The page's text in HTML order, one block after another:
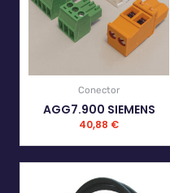
Conector
AGG7.900 SIEMENS
40,88 €